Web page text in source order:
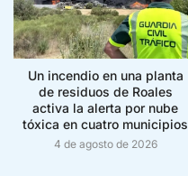
Un incendio en una planta
de residuos de Roales
activa la alerta por nube
tóxica en cuatro municipios
4 de agosto de 2026